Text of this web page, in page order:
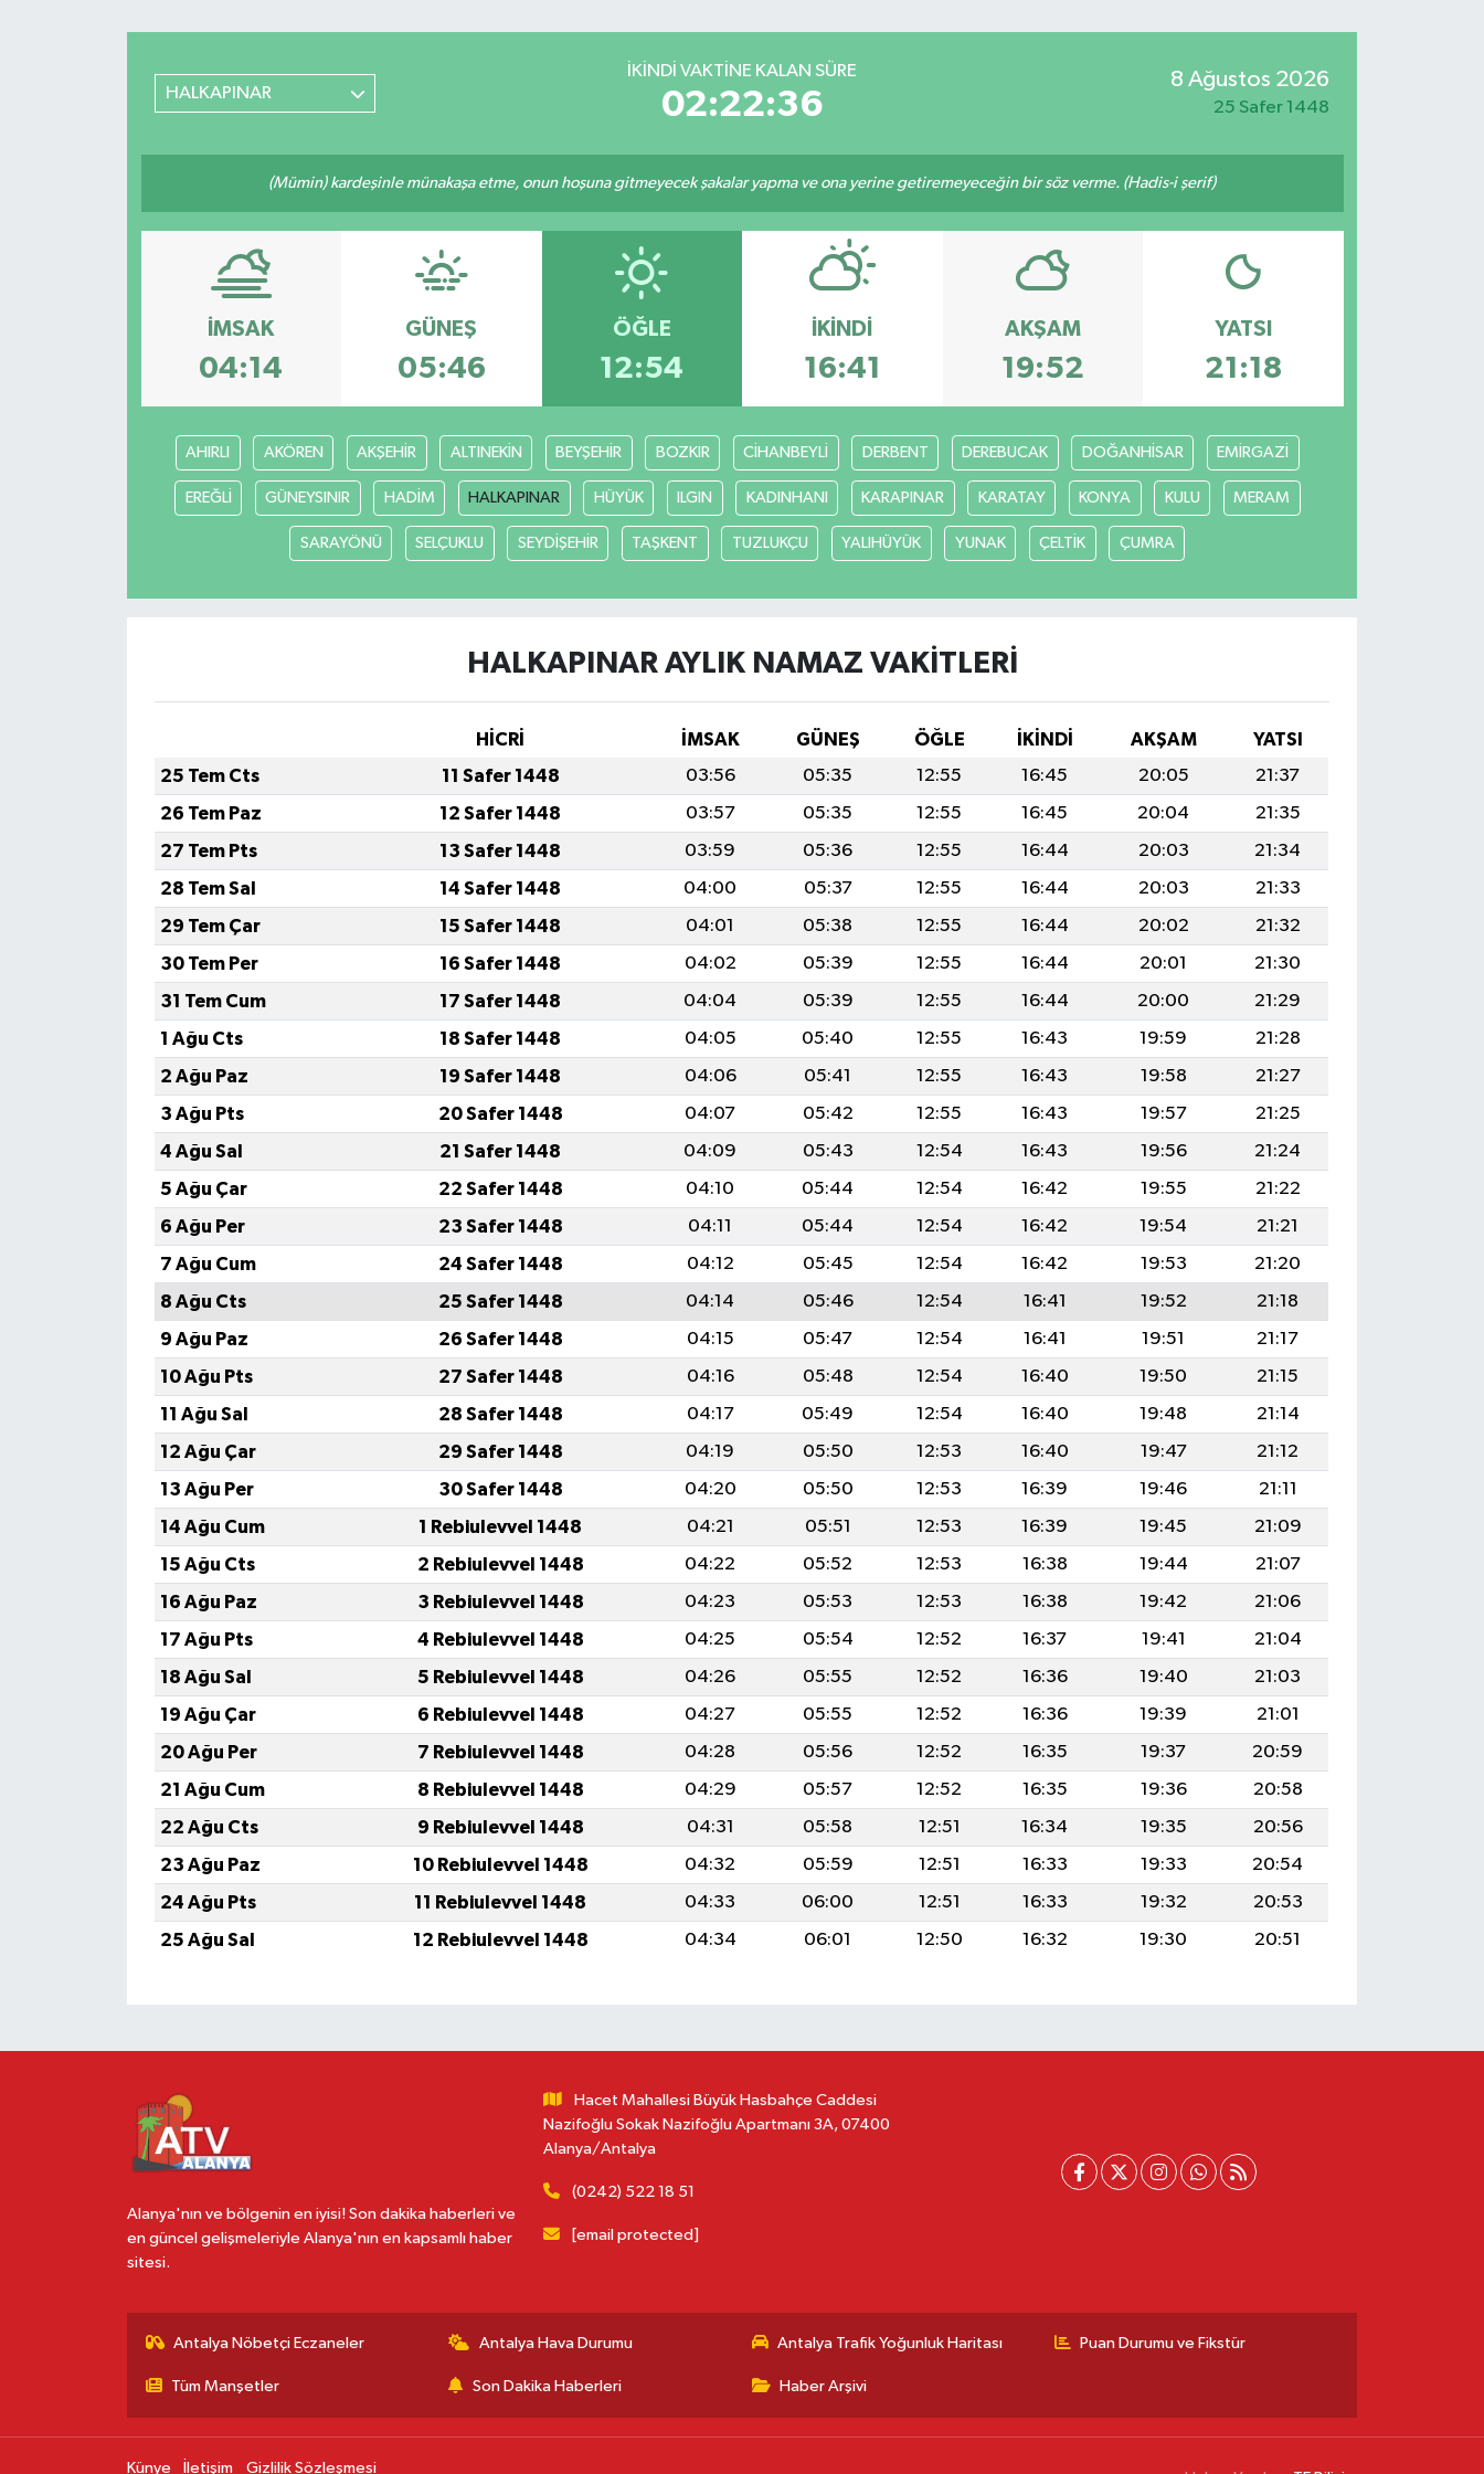
HALKAPINAR
İKINDI VAKTINE KALAN SÜRE
02:22:36
8 Ağustos 2026
25 Safer 1448
(Mümin) kardeşinle münakaşa etme, onun hoşuna gitmeyecek şakalar yapma ve ona yerine getiremeyeceğin bir söz verme. (Hadis-i şerif)
İMSAK
04:14
GÜNEŞ
05:46
ÖĞLE
12:54
İKINDI
16:41
AKŞAM
19:52
YATSI
21:18
AHIRLI AKÖREN AKŞEHİR ALTINEKİN BEYŞEHİR BOZKIR CİHANBEYLİ DERBENT DEREBUCAK DOĞANHİSAR EMİRGAZİ
EREĞLİ GÜNEYSINIR HADİM HALKAPINAR HÜYÜK ILGIN KADINHANI KARAPINAR KARATAY KONYA KULU MERAM
SARAYÖNÜ SELÇUKLU SEYDİŞEHİR TAŞKENT TUZLUKÇU YALIHÜYÜK YUNAK ÇELTİK ÇUMRA
HALKAPINAR AYLIK NAMAZ VAKITLERI
HİCRİ İMSAK GÜNEŞ ÖĞLE İKINDI AKŞAM
YATSI
25 Tem Cts
11 Safer 1448 03:56 05:35 12:55 16:45 20:05
21:37
26 Tem Paz
12 Safer 1448 03:57 05:35 12:55 16:45 20:04
21:35
27 Tem Pts
13 Safer 1448 03:59 05:36 12:55 16:44 20:03
21:34
28 Tem Sal
14 Safer 1448 04:00 05:37 12:55 16:44 20:03
21:33
29 Tem Çar
15 Safer 1448 04:01 05:38 12:55 16:44 20:02
21:32
30 Tem Per
16 Safer 1448 04:02 05:39 12:55 16:44 20:01
21:30
31 Tem Cum
17 Safer 1448 04:04 05:39 12:55 16:44 20:00
21:29
1 Ağu Cts
18 Safer 1448 04:05 05:40 12:55 16:43 19:59
21:28
2 Ağu Paz
19 Safer 1448 04:06 05:41 12:55 16:43 19:58
21:27
3 Ağu Pts
20 Safer 1448 04:07 05:42 12:55 16:43 19:57
21:25
4 Ağu Sal
21 Safer 1448 04:09 05:43 12:54 16:43 19:56
21:24
5 Ağu Çar
22 Safer 1448 04:10 05:44 12:54 16:42 19:55
21:22
6 Ağu Per
23 Safer 1448 04:11 05:44 12:54 16:42 19:54
21:21
7 Ağu Cum
24 Safer 1448 04:12 05:45 12:54 16:42 19:53
21:20
8 Ağu Cts
25 Safer 1448 04:14 05:46 12:54 16:41 19:52
21:18
9 Ağu Paz
26 Safer 1448 04:15 05:47 12:54 16:41 19:51
21:17
10 Ağu Pts
27 Safer 1448 04:16 05:48 12:54 16:40 19:50
21:15
11 Ağu Sal
28 Safer 1448 04:17 05:49 12:54 16:40 19:48
21:14
12 Ağu Çar
29 Safer 1448 04:19 05:50 12:53 16:40 19:47
21:12
13 Ağu Per
30 Safer 1448 04:20 05:50 12:53 16:39 19:46
21:11
14 Ağu Cum
1 Rebiulevvel 1448 04:21 05:51 12:53 16:39 19:45
21:09
15 Ağu Cts
2 Rebiulevvel 1448 04:22 05:52 12:53 16:38 19:44
21:07
16 Ağu Paz
3 Rebiulevvel 1448 04:23 05:53 12:53 16:38 19:42
21:06
17 Ağu Pts
4 Rebiulevvel 1448 04:25 05:54 12:52 16:37 19:41
21:04
18 Ağu Sal
5 Rebiulevvel 1448 04:26 05:55 12:52 16:36 19:40
21:03
19 Ağu Çar
6 Rebiulevvel 1448 04:27 05:55 12:52 16:36 19:39
21:01
20 Ağu Per
7 Rebiulevvel 1448 04:28 05:56 12:52 16:35 19:37
20:59
21 Ağu Cum
8 Rebiulevvel 1448 04:29 05:57 12:52 16:35 19:36
20:58
22 Ağu Cts
9 Rebiulevvel 1448 04:31 05:58 12:51 16:34 19:35
20:56
23 Ağu Paz
10 Rebiulevvel 1448 04:32 05:59 12:51 16:33 19:33
20:54
24 Ağu Pts
11 Rebiulevvel 1448 04:33 06:00 12:51 16:33 19:32
20:53
25 Ağu Sal
12 Rebiulevvel 1448 04:34 06:01 12:50 16:32 19:30 20:51
Alanya'nın ve bölgenin en iyisi! Son dakika haberleri ve
en güncel gelişmeleriyle Alanya'nın en kapsamlı haber
sitesi.
Hacet Mahallesi Büyük Hasbahçe Caddesi
Nazifoğlu Sokak Nazifoğlu Apartmanı 3A, 07400
Alanya/Antalya
(0242) 522 18 51
[email protected]
Antalya Nöbetçi Eczaneler Antalya Hava Durumu Antalya Trafik Yoğunluk Haritası Puan Durumu ve Fikstür
Tüm Manşetler Son Dakika Haberleri Haber Arşivi
Künye İletişim Gizlilik Sözleşmesi